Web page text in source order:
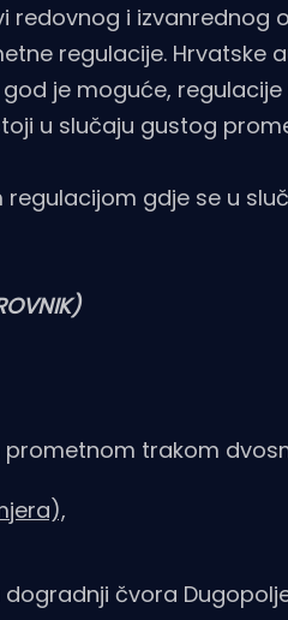
redovnog i izvanrednog
regulacije.
je moguće,
u slučaju gustog
gdje se u
trakom
čvora Dugopolje